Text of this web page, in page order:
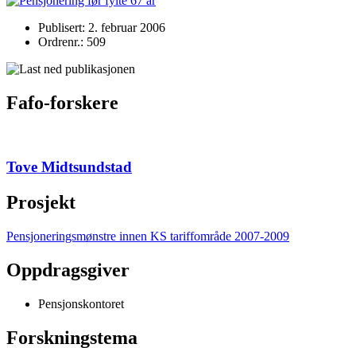
Publisert: 2. februar 2006
Ordrenr.: 509
Fafo-forskere
Tove Midtsundstad
Prosjekt
Pensjoneringsmønstre innen KS tariffområde 2007-2009
Oppdragsgiver
Pensjonskontoret
Forskningstema